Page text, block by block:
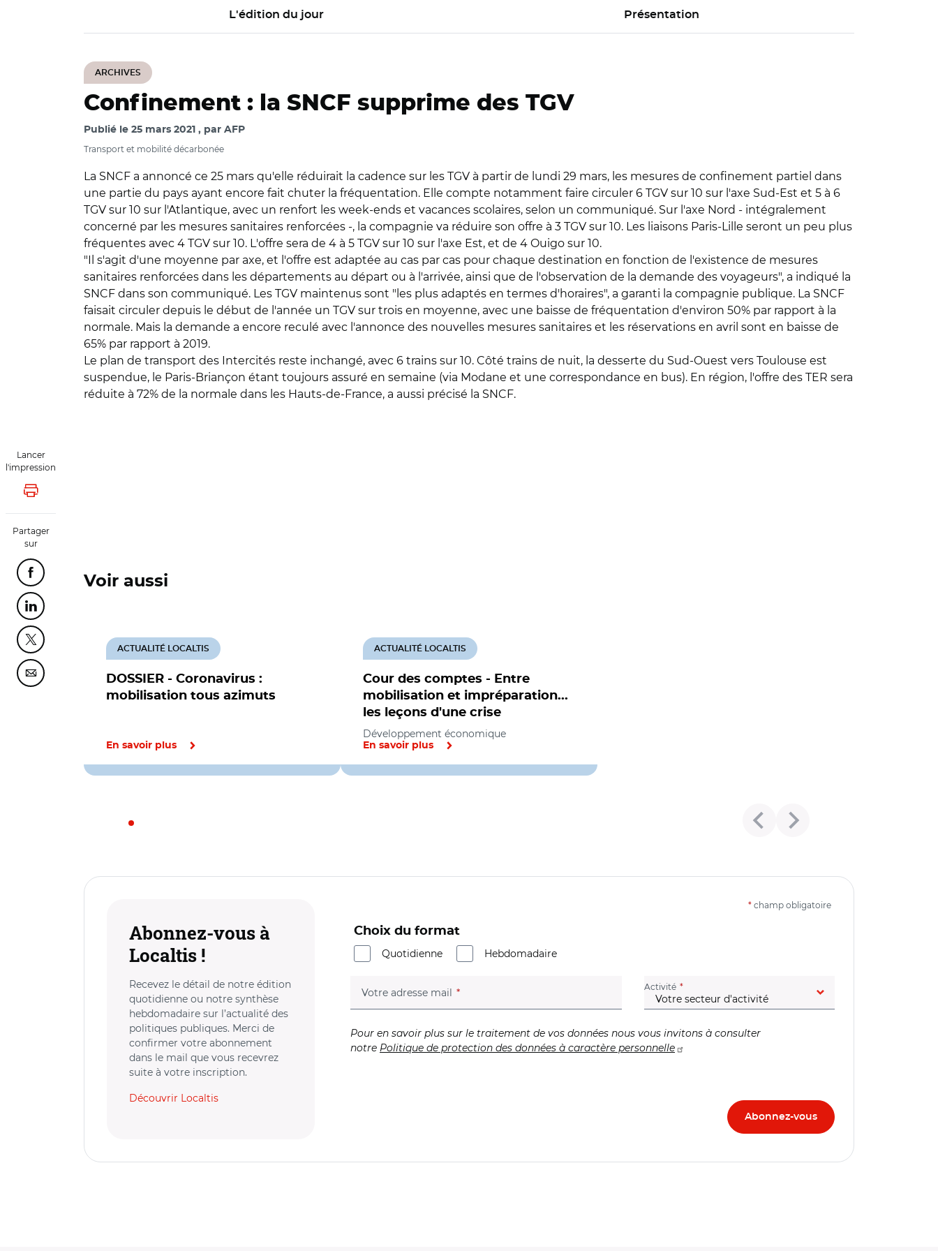
L'édition du jour Présentation
ARCHIVES
Lancer
l'impression
Lancer l'impression
Partager
sur
Partager cette page sur Facebook
Partager cette page sur Linkedin
Partager cette page sur Twitter
Partager cette page sur Courriel
Confinement : la SNCF supprime des TGV
Publié le 25 mars 2021 par AFP
Transport et mobilité décarbonée
La SNCF a annoncé ce 25 mars qu'elle réduirait la cadence sur les TGV à partir de lundi 29 mars, les mesures de confinement partiel dans
une partie du pays ayant encore fait chuter la fréquentation. Elle compte notamment faire circuler 6 TGV sur 10 sur l'axe Sud-Est et 5 à 6
TGV sur 10 sur l'Atlantique, avec un renfort les week-ends et vacances scolaires, selon un communiqué. Sur l'axe Nord - intégralement
concerné par les mesures sanitaires renforcées -, la compagnie va réduire son offre à 3 TGV sur 10. Les liaisons Paris-Lille seront un peu plus
fréquentes avec 4 TGV sur 10. L'offre sera de 4 à 5 TGV sur 10 sur l'axe Est, et de 4 Ouigo sur 10.
"Il s'agit d'une moyenne par axe, et l'offre est adaptée au cas par cas pour chaque destination en fonction de l'existence de mesures
sanitaires renforcées dans les départements au départ ou à l'arrivée, ainsi que de l'observation de la demande des voyageurs", a indiqué la
SNCF dans son communiqué. Les TGV maintenus sont "les plus adaptés en termes d'horaires", a garanti la compagnie publique. La SNCF
faisait circuler depuis le début de l'année un TGV sur trois en moyenne, avec une baisse de fréquentation d'environ 50% par rapport à la
normale. Mais la demande a encore reculé avec l'annonce des nouvelles mesures sanitaires et les réservations en avril sont en baisse de
65% par rapport à 2019.
Le plan de transport des Intercités reste inchangé, avec 6 trains sur 10. Côté trains de nuit, la desserte du Sud-Ouest vers Toulouse est
suspendue, le Paris-Briançon étant toujours assuré en semaine (via Modane et une correspondance en bus). En région, l'offre des TER sera
réduite à 72% de la normale dans les Hauts-de-France, a aussi précisé la SNCF.
Voir aussi
DOSSIER - Coronavirus :
mobilisation tous azimuts
ACTUALITÉ LOCALTIS
En savoir plus
Cour des comptes - Entre
mobilisation et impréparation...
les leçons d'une crise
ACTUALITÉ LOCALTIS
Développement économique
En savoir plus
Abonnez-vous à
Localtis !
Recevez le détail de notre édition
quotidienne ou notre synthèse
hebdomadaire sur l’actualité des
politiques publiques. Merci de
confirmer votre abonnement
dans le mail que vous recevrez
suite à votre inscription.
Découvrir Localtis
* champ obligatoire
Choix du format
Quotidienne
Hebdomadaire
Votre adresse mail (champ obligatoire) Activité (champ obligatoire)
Pour en savoir plus sur le traitement de vos données nous vous invitons à consulter
notre Politique de protection des données à caractère personnelle